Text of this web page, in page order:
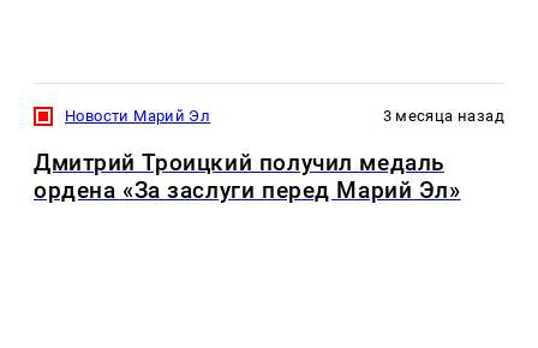
Новости Марий Эл 3 месяца назад
Дмитрий Троицкий получил медаль
ордена «За заслуги перед Марий Эл»